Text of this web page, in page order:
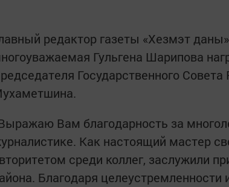
редактор газеты «Хезмэт
Гульгена Шарипова
Государственного
Вам благодарность за
Как настоящий мастер
среди коллег, заслужили
Благодаря